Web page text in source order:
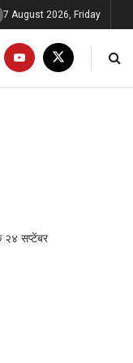
7 August 2026, Friday
२४ सप्टेंबर